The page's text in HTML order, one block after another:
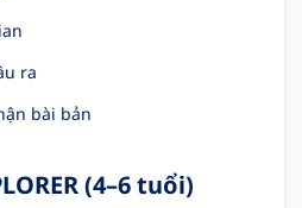
ra
bài bản
(4–6 tuổi)